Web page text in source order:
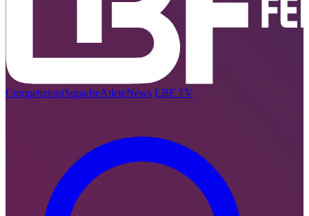
CompetizioniSquadreAtleteNews LBF TV